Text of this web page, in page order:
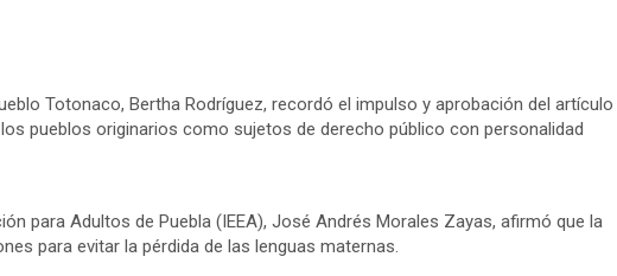
Totonaco, Bertha Rodríguez, recordó el impulso y aprobación del artículo
pueblos originarios como sujetos de derecho público con personalidad
para Adultos de Puebla (IEEA), José Andrés Morales Zayas, afirmó que la
para evitar la pérdida de las lenguas maternas.